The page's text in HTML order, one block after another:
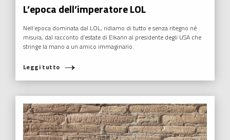
L’epoca dell’imperatore LOL
Nell’epoca dominata dal LOL, ridiamo di tutto e senza ritegno né
misura, dal racconto d’estate di Elkann al presidente degli USA che
stringe la mano a un amico immaginario.
Leggi tutto